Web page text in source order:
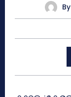
By